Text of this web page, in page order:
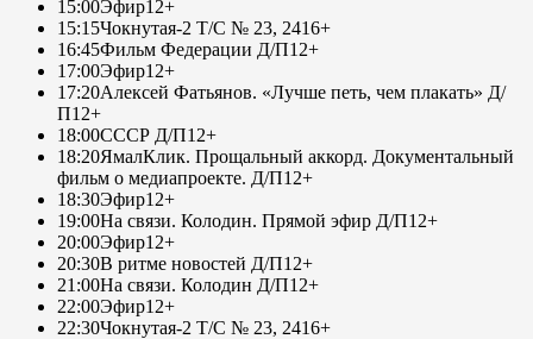
15:00Эфир12+
15:15Чокнутая-2 Т/С № 23, 2416+
16:45Фильм Федерации Д/П12+
17:00Эфир12+
17:20Алексей Фатьянов. «Лучше петь, чем плакать» Д/
П12+
18:00СССР Д/П12+
18:20ЯмалКлик. Прощальный аккорд. Документальный
фильм о медиапроекте. Д/П12+
18:30Эфир12+
19:00На связи. Колодин. Прямой эфир Д/П12+
20:00Эфир12+
20:30В ритме новостей Д/П12+
21:00На связи. Колодин Д/П12+
22:00Эфир12+
22:30Чокнутая-2 Т/С № 23, 2416+